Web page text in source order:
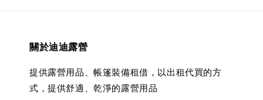
關於迪迪露營
提供露營用品、帳篷裝備租借，以出租代買的方
式，提供舒適、乾淨的露營用品